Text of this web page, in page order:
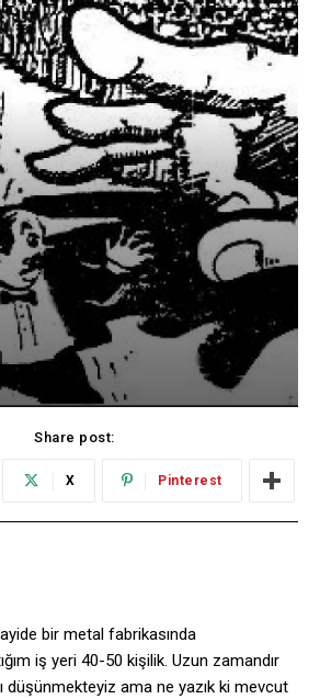
Share post:
X Pinterest
bir metal fabrikasında
iş yeri 40-50 kişilik. Uzun zamandır
düşünmekteyiz ama ne yazık ki mevcut